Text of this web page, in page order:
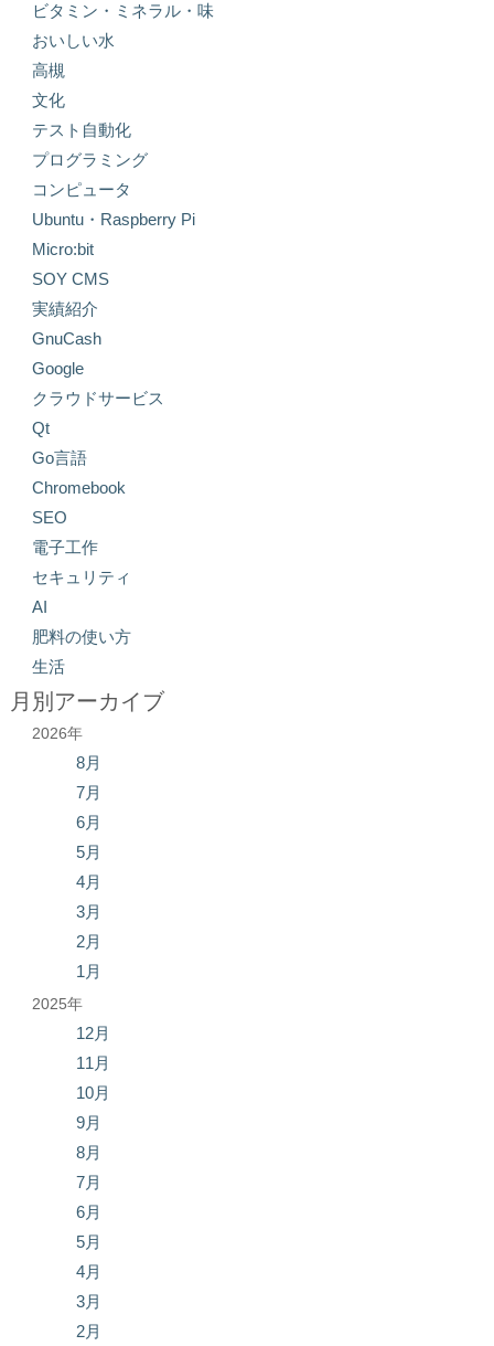
ビタミン・ミネラル・味
おいしい水
高槻
文化
テスト自動化
プログラミング
コンピュータ
Ubuntu・Raspberry Pi
Micro:bit
SOY CMS
実績紹介
GnuCash
Google
クラウドサービス
Qt
Go言語
Chromebook
SEO
電子工作
セキュリティ
AI
肥料の使い方
生活
月別アーカイブ
2026年
8月
7月
6月
5月
4月
3月
2月
1月
2025年
12月
11月
10月
9月
8月
7月
6月
5月
4月
3月
2月